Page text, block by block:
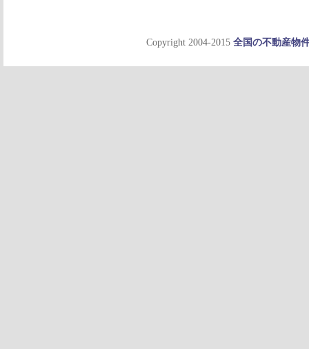
Copyright 2004-2015 全国の不動産物